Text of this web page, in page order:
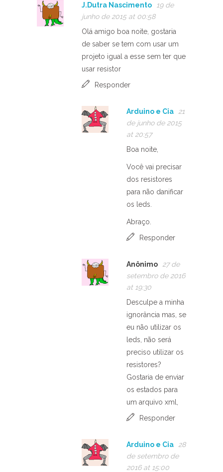
J.Dutra Nascimento
19 de
junho de 2015 at 00:58
Olá amigo boa noite, gostaria
de saber se tem com usar um
projeto igual a esse sem ter que
usar resistor
Responder
Arduino e Cia
21
de junho de 2015
at 20:57
Boa noite,
Você vai precisar
dos resistores
para não danificar
os leds.
Abraço.
Responder
Anônimo
27 de
setembro de 2016
at 19:30
Desculpe a minha
ignorância mas, se
eu não utilizar os
leds, não será
preciso utilizar os
resistores?
Gostaria de enviar
os estados para
um arquivo xml,
Responder
Arduino e Cia
28
de setembro de
2016 at 15:00